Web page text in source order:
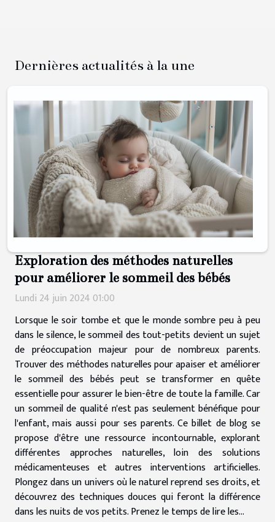
Dernières actualités à la une
Exploration des méthodes naturelles
pour améliorer le sommeil des bébés
Lundi 24 juin 2024 01:00
Lorsque le soir tombe et que le monde sombre peu à peu
dans le silence, le sommeil des tout-petits devient un sujet
de préoccupation majeur pour de nombreux parents.
Trouver des méthodes naturelles pour apaiser et améliorer
le sommeil des bébés peut se transformer en quête
essentielle pour assurer le bien-être de toute la famille. Car
un sommeil de qualité n'est pas seulement bénéfique pour
l'enfant, mais aussi pour ses parents. Ce billet de blog se
propose d'être une ressource incontournable, explorant
différentes approches naturelles, loin des solutions
médicamenteuses et autres interventions artificielles.
Plongez dans un univers où le naturel reprend ses droits, et
découvrez des techniques douces qui feront la différence
dans les nuits de vos petits. Prenez le temps de lire les...